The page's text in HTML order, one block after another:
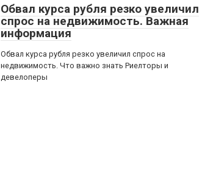
Обвал курса рубля резко увеличил
спрос на недвижимость. Важная
информация
Обвал курса рубля резко увеличил спрос на
недвижимость. Что важно знать Риелторы и
девелоперы